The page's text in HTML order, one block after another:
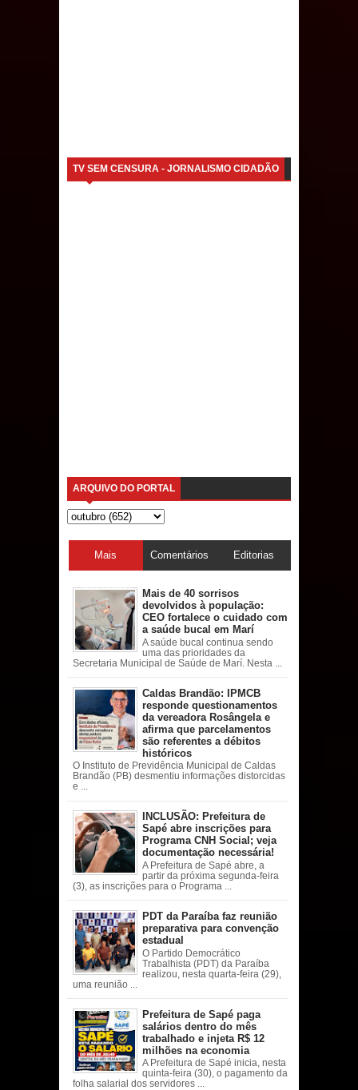
TV SEM CENSURA - JORNALISMO CIDADÃO
ARQUIVO DO PORTAL
Mais
acessadas
Comentários Editorias
Mais de 40 sorrisos
devolvidos à população:
CEO fortalece o cuidado com
a saúde bucal em Marí
A saúde bucal continua sendo
uma das prioridades da
Secretaria Municipal de Saúde de Marí. Nesta ...
Caldas Brandão: IPMCB
responde questionamentos
da vereadora Rosângela e
afirma que parcelamentos
são referentes a débitos
históricos
O Instituto de Previdência Municipal de Caldas
Brandão (PB) desmentiu informações distorcidas
e ...
INCLUSÃO: Prefeitura de
Sapé abre inscrições para
Programa CNH Social; veja
documentação necessária!
A Prefeitura de Sapé abre, a
partir da próxima segunda-feira
(3), as inscrições para o Programa ...
PDT da Paraíba faz reunião
preparativa para convenção
estadual
O Partido Democrático
Trabalhista (PDT) da Paraíba
realizou, nesta quarta-feira (29),
uma reunião ...
Prefeitura de Sapé paga
salários dentro do mês
trabalhado e injeta R$ 12
milhões na economia
A Prefeitura de Sapé inicia, nesta
quinta-feira (30), o pagamento da
folha salarial dos servidores ...